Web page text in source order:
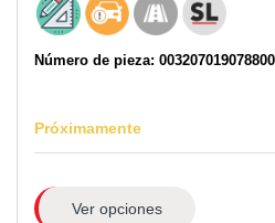
Número de pieza:
Próximamente
Ver opciones